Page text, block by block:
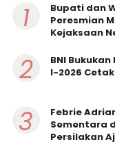
1
Bupati dan
Peresmian
Kejaksaan
2
BNI Bukukan
I-2026
3
Febrie
Sementara
Persilakan